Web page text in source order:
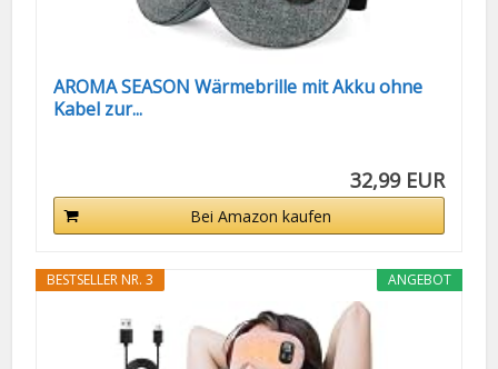
AROMA SEASON Wärmebrille mit Akku ohne
Kabel zur...
32,99 EUR
Bei Amazon kaufen
ANGEBOT
BESTSELLER NR. 3